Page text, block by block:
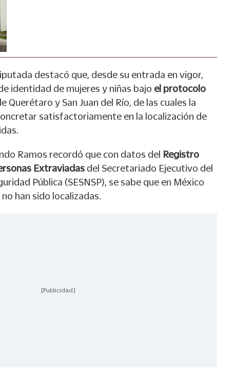
destacó que, desde su entrada en vigor,
identidad de mujeres y niñas bajo el protocolo
Querétaro y San Juan del Río, de las cuales la
satisfactoriamente en la localización de
Ramos recordó que con datos del Registro
Extraviadas del Secretariado Ejecutivo del
Pública (SESNSP), se sabe que en México
han sido localizadas.
[Publicidad]